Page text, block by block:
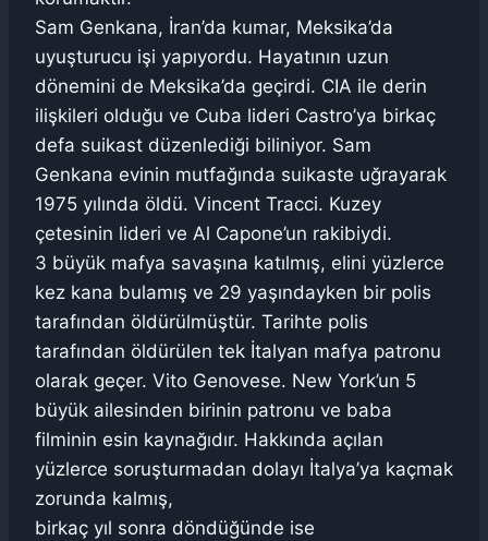
Sam Genkana, İran’da kumar, Meksika’da
uyuşturucu işi yapıyordu. Hayatının uzun
dönemini de Meksika’da geçirdi. CIA ile derin
ilişkileri olduğu ve Cuba lideri Castro’ya birkaç
defa suikast düzenlediği biliniyor. Sam
Genkana evinin mutfağında suikaste uğrayarak
1975 yılında öldü. Vincent Tracci. Kuzey
çetesinin lideri ve Al Capone’un rakibiydi.
3 büyük mafya savaşına katılmış, elini yüzlerce
kez kana bulamış ve 29 yaşındayken bir polis
tarafından öldürülmüştür. Tarihte polis
tarafından öldürülen tek İtalyan mafya patronu
olarak geçer. Vito Genovese. New York’un 5
büyük ailesinden birinin patronu ve baba
filminin esin kaynağıdır. Hakkında açılan
yüzlerce soruşturmadan dolayı İtalya’ya kaçmak
zorunda kalmış,
birkaç yıl sonra döndüğünde ise